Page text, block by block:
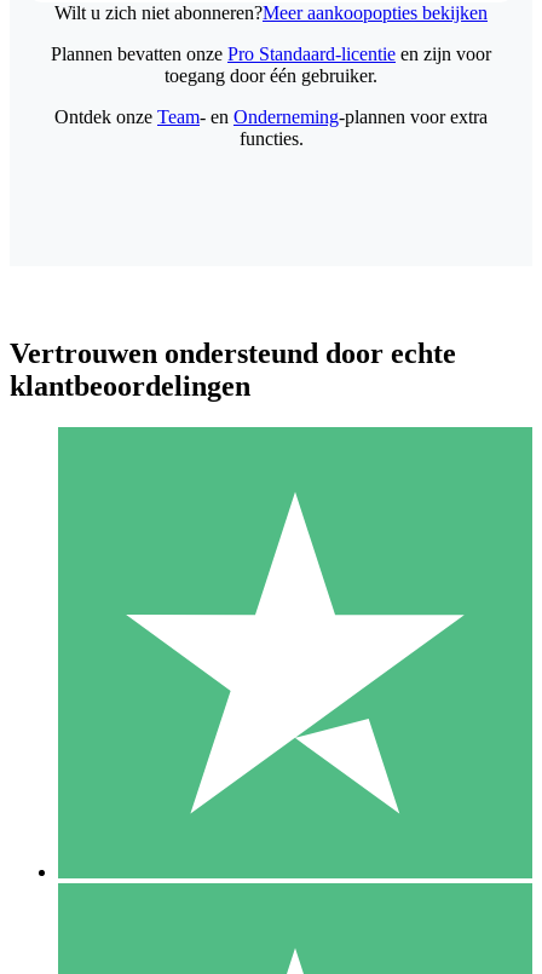
Wilt u zich niet abonneren?Meer aankoopopties bekijken
Individuele Creditpakketten
Betaal per gebruik met downloadtegoeden. Geen maandelijkse
1000
10 Downloaden
Plannen bevatten onze Pro Standaard-licentie en zijn voor
toegang door één gebruiker.
Ontdek onze Team- en Onderneming-plannen voor extra
functies.
Vertrouwen ondersteund door echte
klantbeoordelingen